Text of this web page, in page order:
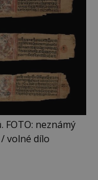
FOTO: neznámý
volné dílo